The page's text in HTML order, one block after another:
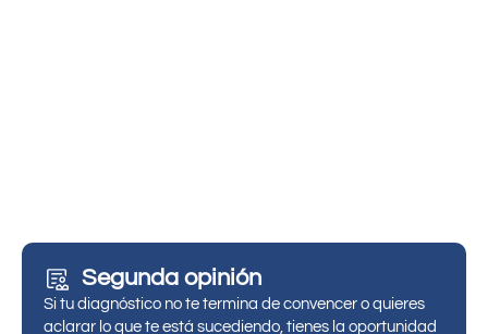
Segunda opinión
Si tu diagnóstico no te termina de convencer o quieres
aclarar lo que te está sucediendo, tienes la oportunidad